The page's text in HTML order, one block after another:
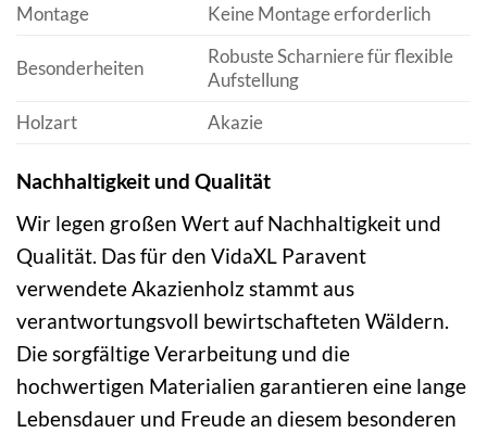
Montage
Keine Montage erforderlich
Besonderheiten
Robuste Scharniere für flexible
Aufstellung
Holzart
Akazie
Nachhaltigkeit und Qualität
Wir legen großen Wert auf Nachhaltigkeit und
Qualität. Das für den VidaXL Paravent
verwendete Akazienholz stammt aus
verantwortungsvoll bewirtschafteten Wäldern.
Die sorgfältige Verarbeitung und die
hochwertigen Materialien garantieren eine lange
Lebensdauer und Freude an diesem besonderen